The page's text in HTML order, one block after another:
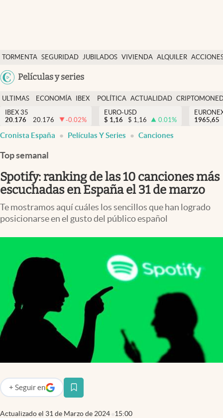
TORMENTA SEGURIDAD JUBILADOS VIVIENDA ALQUILER
USA
Películas y series
Economía y finanzas
Política
Actualidad
Criptomonedas
España
ULTIMAS
NOTICIAS
ECONOMÍA
FINANZAS
IBEX
EURO
POLÍTICA ACTUALIDAD
IBEX 35
20.176
20.176 -0.02%
EURO-USD
$ 1,16 $ 1,16 0.01%
1965,65
Cronista España Películas Y Series Canciones
Top semanal
Spotify: ranking de las 10 canciones más
escuchadas en España el 31 de marzo
Te mostramos aquí cuáles los sencillos que han logrado
posicionarse en el gusto del público español
Actualizado el 31 de Marzo de 2024 15:00
+ Seguir en
abre en nueva pestaña